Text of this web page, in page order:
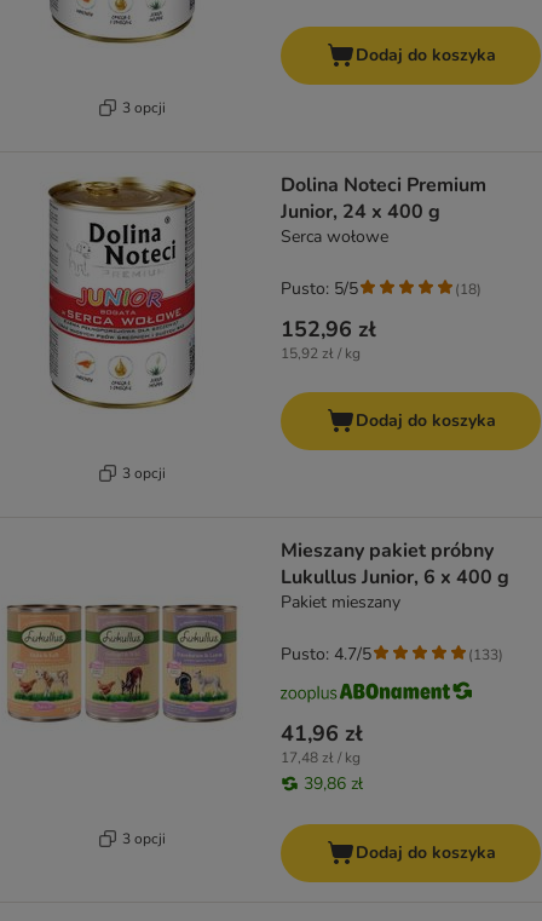
3 opcji
Dodaj do koszyka
3 opcji
Dolina Noteci Premium
Junior, 24 x 400 g
Serca wołowe
152,96 zł
15,92 zł / kg
Pusto: 5/5 (18)
Dodaj do koszyka
3 opcji
Mieszany pakiet próbny
Lukullus Junior, 6 x 400 g
Pakiet mieszany
41,96 zł
17,48 zł / kg
39,86 zł
Pusto: 4.7/5 (133)
Dodaj do koszyka